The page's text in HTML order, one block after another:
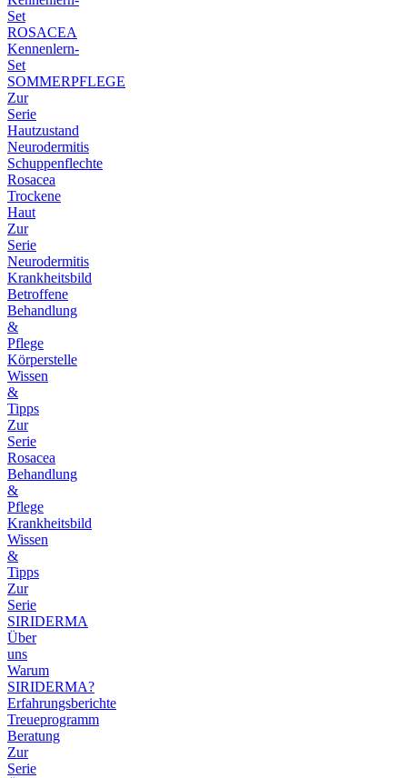
Set
ROSACEA
Kennenlern-
Set
SOMMERPFLEGE
Zur
Serie
Hautzustand
Neurodermitis
Schuppenflechte
Rosacea
Trockene
Haut
Zur
Serie
Neurodermitis
Krankheitsbild
Betroffene
Behandlung
&
Pflege
Körperstelle
Wissen
&
Tipps
Zur
Serie
Rosacea
Behandlung
&
Pflege
Krankheitsbild
Wissen
&
Tipps
Zur
Serie
SIRIDERMA
Über
uns
Warum
SIRIDERMA?
Erfahrungsberichte
Treueprogramm
Beratung
Zur
Serie